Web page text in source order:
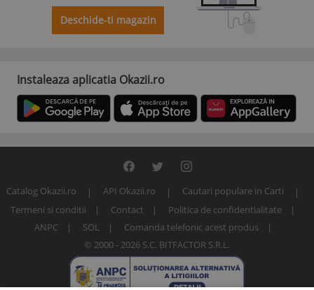
Deschide-ti magazin
Instaleaza aplicatia Okazii.ro
Catalog Okazii.ro API Okazii.ro
Cautari populare in Carti
Termeni si conditii
Contact
Politica de confidentialitate
ANPC
SOL
Comanda telefonic acest produs
© 2000 - 2026 S.C. BITFACTOR S.R.L.